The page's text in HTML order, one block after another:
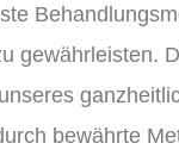
gewährleisten.
bewährte